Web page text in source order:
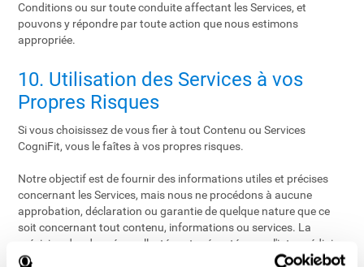
Conditions ou sur toute conduite affectant les Services, et
pouvons y répondre par toute action que nous estimons
appropriée.
10. Utilisation des Services à vos
Propres Risques
Si vous choisissez de vous fier à tout Contenu ou Services
CogniFit, vous le faîtes à vos propres risques.
Notre objectif est de fournir des informations utiles et précises
concernant les Services, mais nous ne procédons à aucune
approbation, déclaration ou garantie de quelque nature que ce
soit concernant tout contenu, informations ou services. La
précision des données collectées et présentées par l'intermédiaire
des Services ne contient aucune indication que les Services est ou